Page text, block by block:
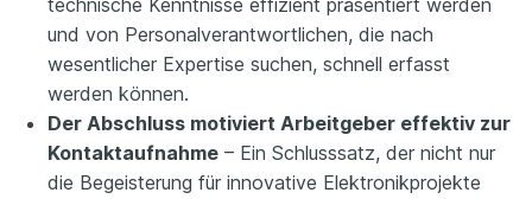
technische Kenntnisse effizient präsentiert werden
und von Personalverantwortlichen, die nach
wesentlicher Expertise suchen, schnell erfasst
werden können.
Der Abschluss motiviert Arbeitgeber effektiv zur
Kontaktaufnahme – Ein Schlusssatz, der nicht nur
die Begeisterung für innovative Elektronikprojekte